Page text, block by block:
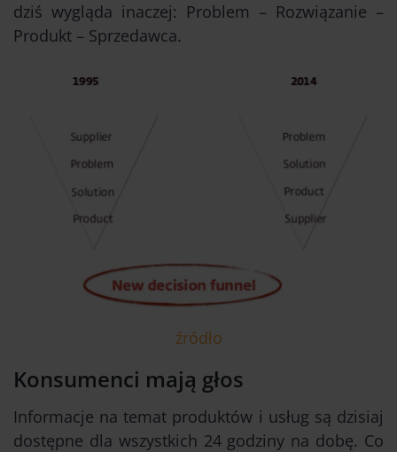
dziś wygląda inaczej: Problem – Rozwiązanie –
Produkt – Sprzedawca.
źródło
Konsumenci mają głos
Informacje na temat produktów i usług są dzisiaj
dostępne dla wszystkich 24 godziny na dobę. Co